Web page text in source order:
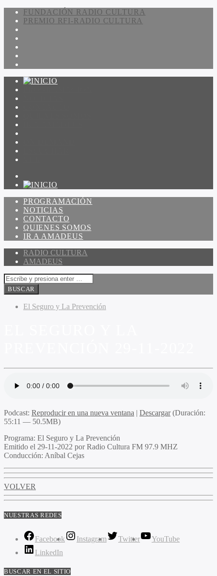
FUNDACIÓN RADIO CULTURA
PREMIO RFI-RADIO CULTURA
PROGRAMACIÓN
NOTICIAS
CONTACTO
QUIENES SOMOS
IR A AMADEUS
RADIO CULTURA
AMADEUS
El Seguro y La Prevención
Podcast: Reproducir en una nueva ventana | Descargar(Duración:
55:11 — 50.5MB)
Programa: El Seguro y La Prevención
Emitido el 29-11-2022 por Radio Cultura FM 97.9 MHZ
Conducción: Aníbal Cejas
VOLVER
NUESTRAS REDES
Facebook Instagram Twitter
YouTube
LinkedIn
BUSCAR EN EL SITIO